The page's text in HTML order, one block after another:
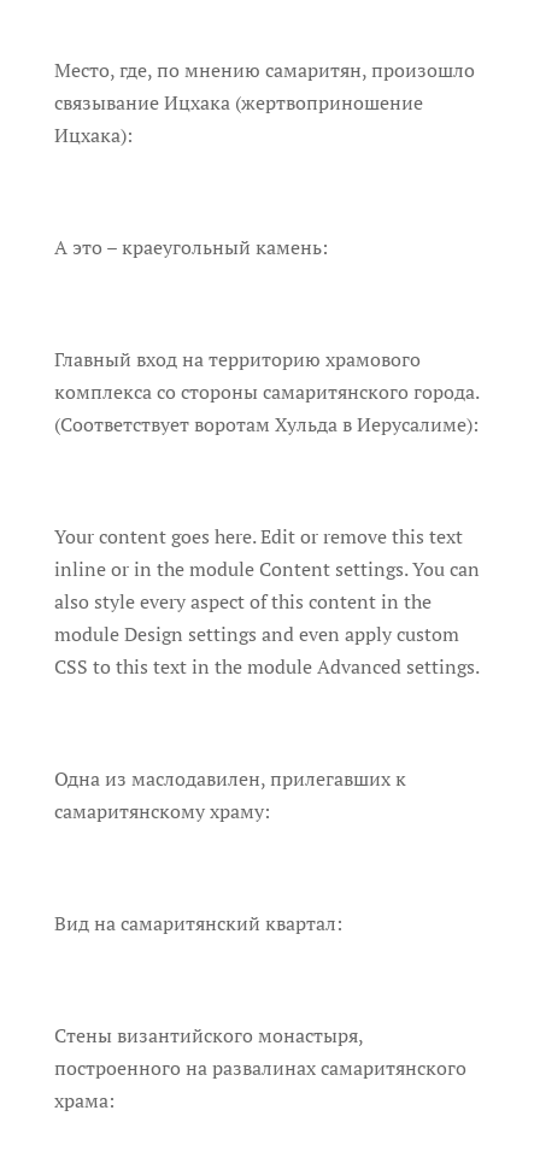
Место, где, по мнению самаритян, произошло
связывание Ицхака (жертвоприношение
Ицхака):
А это – краеугольный камень:
Главный вход на территорию храмового
комплекса со стороны самаритянского города.
(Соответствует воротам Хульда в Иерусалиме):
Your content goes here. Edit or remove this text
inline or in the module Content settings. You can
also style every aspect of this content in the
module Design settings and even apply custom
CSS to this text in the module Advanced settings.
Одна из маслодавилен, прилегавших к
самаритянскому храму:
Вид на самаритянский квартал:
Стены византийского монастыря,
построенного на развалинах самаритянского
храма: